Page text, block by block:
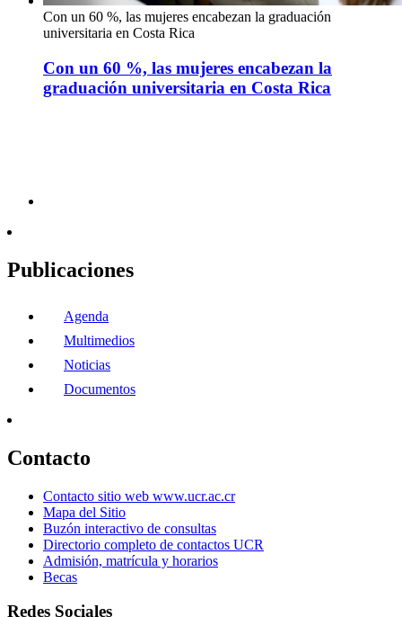
Con un 60 %, las mujeres encabezan la graduación
universitaria en Costa Rica
Con un 60 %, las mujeres encabezan la
graduación universitaria en Costa Rica
Publicaciones
Agenda
Multimedios
Noticias
Documentos
Contacto
Contacto sitio web www.ucr.ac.cr
Mapa del Sitio
Buzón interactivo de consultas
Directorio completo de contactos UCR
Admisión, matrícula y horarios
Becas
Redes Sociales